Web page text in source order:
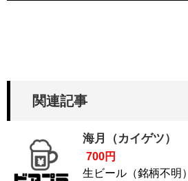
関連記事
海月（カイゲツ）
700円
生ビール（銘柄不明）